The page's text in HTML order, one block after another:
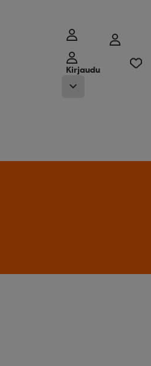
Kirjaudu